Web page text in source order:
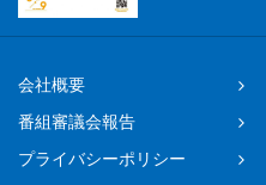
会社概要
番組審議会報告
プライバシーポリシー